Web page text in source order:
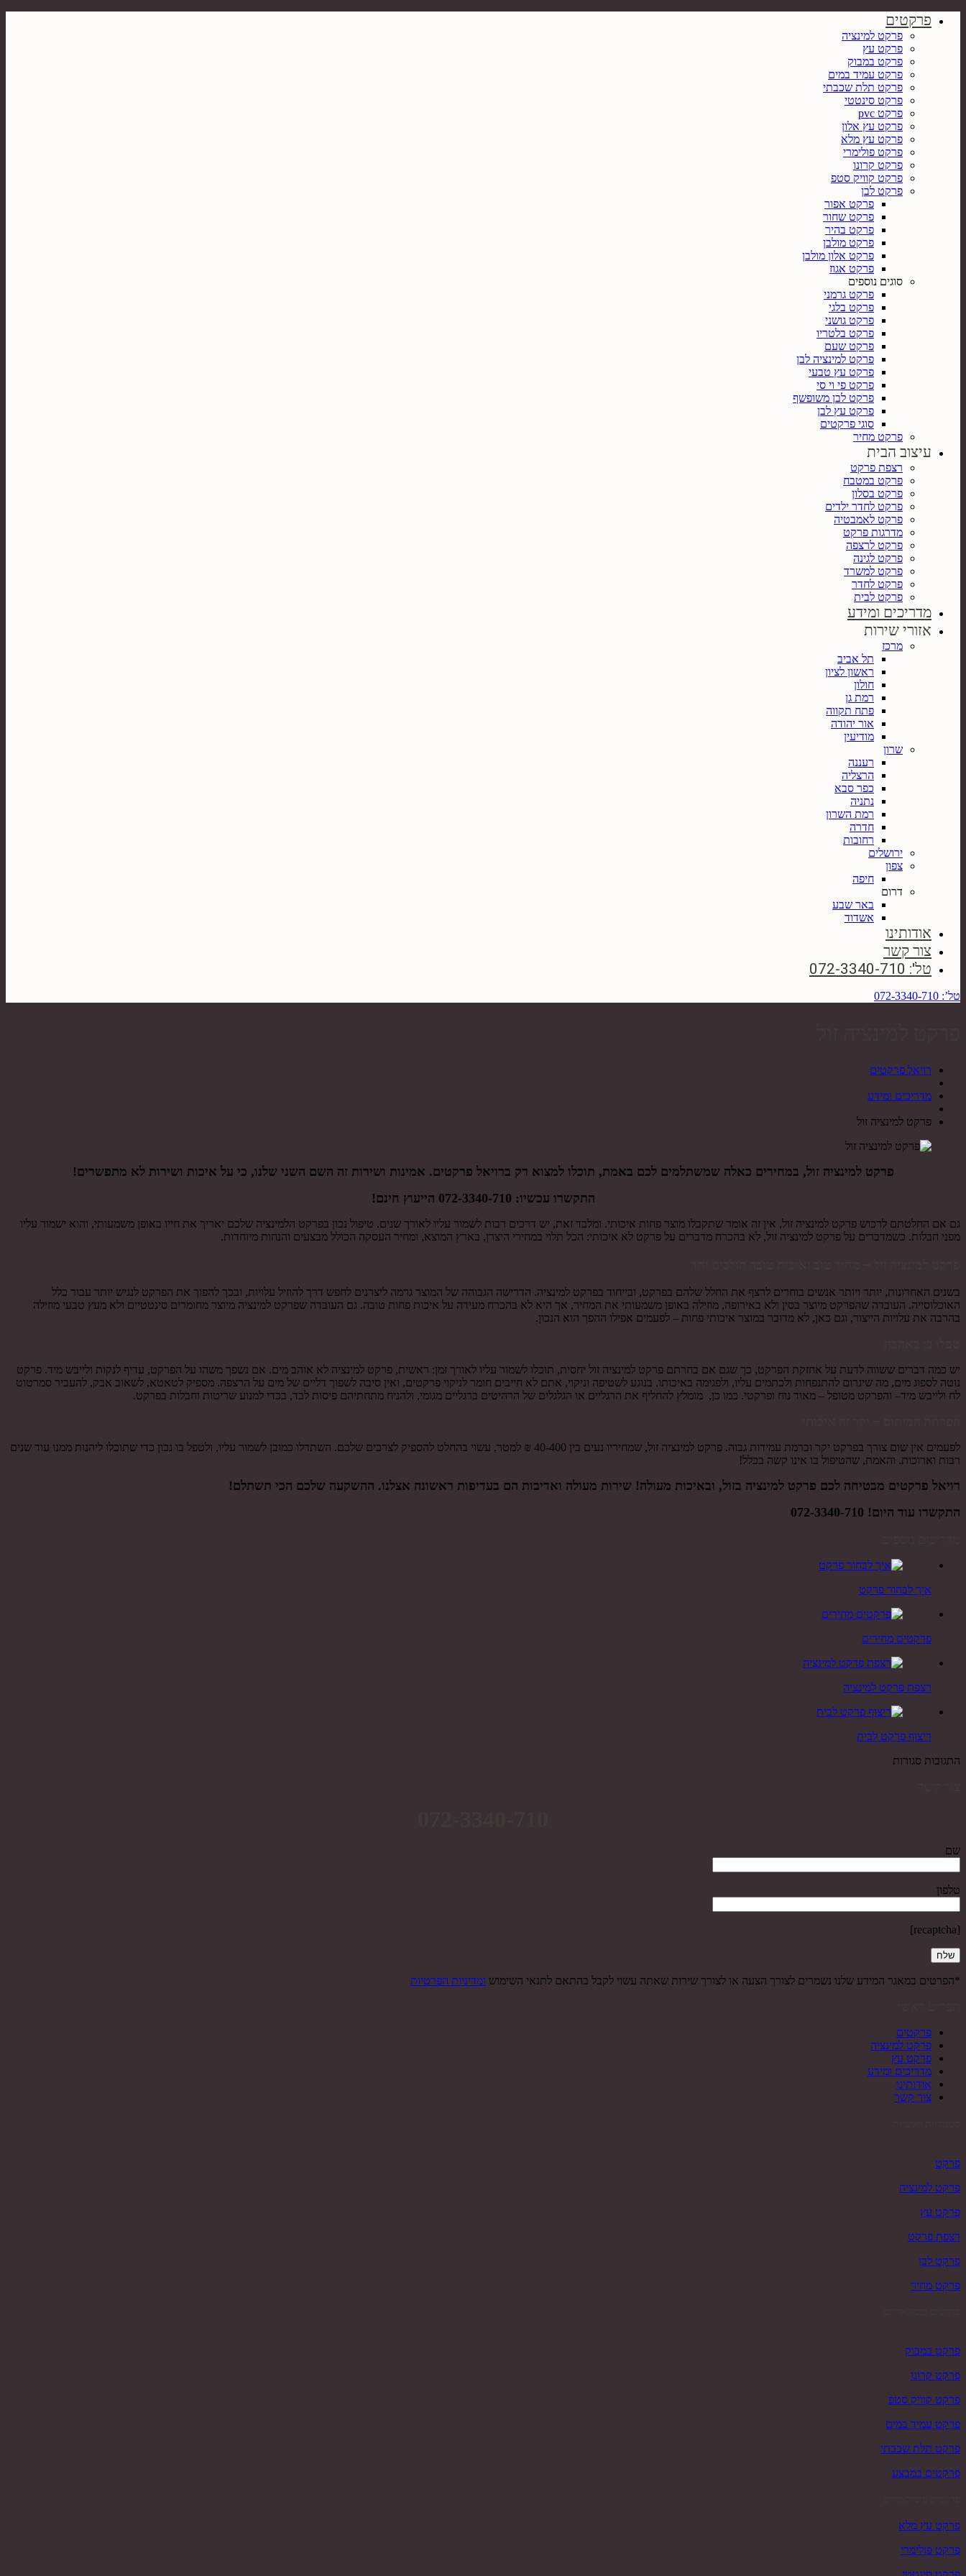
פרקטים
פרקט למינציה
פרקט עץ
פרקט במבוק
פרקט עמיד במים
פרקט תלת שכבתי
פרקט סינטטי
פרקט pvc
פרקט עץ אלון
פרקט עץ מלא
פרקט פולימרי
פרקט קרונו
פרקט קוויק סטפ
פרקט לבן
פרקט אפור
פרקט שחור
פרקט בהיר
פרקט מולבן
פרקט אלון מולבן
פרקט אגוז
סוגים נוספים
פרקט גרמני
פרקט בלגי
פרקט גושני
פרקט בלטריו
פרקט שעם
פרקט למינציה לבן
פרקט עץ טבעי
פרקט פי וי סי
פרקט לבן משופשף
פרקט עץ לבן
סוגי פרקטים
פרקט מחיר
עיצוב הבית
רצפת פרקט
פרקט במטבח
פרקט בסלון
פרקט לחדר ילדים
פרקט לאמבטיה
מדרגות פרקט
פרקט לרצפה
פרקט לגינה
פרקט למשרד
פרקט לחדר
פרקט לבית
מדריכים ומידע
אזורי שירות
מרכז
תל אביב
ראשון לציון
חולון
רמת גן
פתח תקווה
אור יהודה
מודיעין
שרון
רעננה
הרצליה
כפר סבא
נתניה
רמת השרון
חדרה
רחובות
ירושלים
צפון
חיפה
דרום
באר שבע
אשדוד
אודותינו
צור קשר
טל': 072-3340-710
טל’: 072-3340-710
רויאל פרקטים
מדריכים ומידע
פרקט למינציה זול
פרקט למינציה זול, במחירים כאלה שמשתלמים לכם באמת, תוכלו למצוא רק ברויאל פרקטים. אמינות ושירות זה השם השני שלנו, כי על איכות ושירות לא מתפשרים!
התקשרו עכשיו: 072-3340-710 הייעוץ חינם!
גם אם החלטתם לרכוש פרקט למינציה זול, אין זה אומר שתקבלו מוצר פחות איכותי. ומלבד זאת, יש דרכים רבות לשמור עליו לאורך שנים. טיפול נכון בפרקט הלמינציה שלכם יאריך את חייו באופן משמעותי, והוא ישמור עליו
מפני חבלות. כשמדברים על פרקט למינציה זול, לא בהכרח מדברים על פרקט לא איכותי: הכל תלוי במחירי היצרן, בארץ המוצא, ומחיר העסקה הכולל מבצעים והנחות מיוחדות.
בשנים האחרונות, יותר ויותר אנשים בוחרים לרצף את החלל שלהם בפרקט, ובייחוד בפרקט למינציה. הדרישה הגבוהה של המוצר גרמה ליצרנים לחפש דרך להוזיל עלויות, ובכך להפוך את הפרקט לנגיש יותר עבור כלל
האוכלוסייה. העובדה שהפרקט מיוצר בסין ולא באירופה, מוזילה באופן משמעותי את המחיר, אך היא לא בהכרח מעידה על איכות פחות טובה. גם העובדה שפרקט למינציה מיוצר מחומרים סינטטיים ולא מעץ טבעי מוזילה
בהרבה את עלויות הייצור, וגם כאן, לא מדובר במוצר איכותי פחות – לפעמים אפילו ההפך הוא הנכון.
יש כמה דברים ששווה לדעת על אחזקת הפרקט, כך שגם אם בחרתם פרקט למינציה זול יחסית, תוכלו לשמור עליו לאורך זמן: ראשית, פרקט למינציה לא אוהב מים. אם נשפך משהו על הפרקט, עדיף לנקות ולייבש מיד. פרקט
נוטה לספוג מים, מה שיגרום להתנפחות ולכתמים עליו, ולפגימה באיכותו. בנוגע לשטיפה וניקוי, אתם לא חייבים חומר לניקוי פרקטים, ואין סיבה לשפוך דליים של מים על הרצפה. מספיק לטאטא, לשאוב אבק, להעביר סמרטוט
לח ולייבש מיד– והפרקט מטופל – מאוד נוח ופרקטי. כמו כן, מומלץ להחליף את הרגליים או הגלגלים של הרהיטים ברגליים מגומי, ולהניח מתחתיהם פיסות לבד, בכדי למנוע שריטות וחבלות בפרקט.
לפעמים אין שום צורך בפרקט יקר וברמת עמידות גבוה. פרקט למינציה זול, שמחיריו נעים בין 40-400 ₪ למטר, עשוי בהחלט להספיק לצרכים שלכם. השתדלו כמובן לשמור עליו, ולטפל בו נכון כדי שתוכלו ליהנות ממנו עוד שנים
רבות וארוכות. והאמת, שהטיפול בו אינו קשה בכלל!
רויאל פרקטים מבטיחה לכם פרקט למינציה בזול, ובאיכות מעולה! שירות מעולה ואדיבות הם בעדיפות ראשונה אצלנו. ההשקעה שלכם הכי תשתלם!
התקשרו עוד היום! 072-3340-710
איך לבחור פרקט
פרקטים מחירים
רצפת פרקט למינציה
ריצוף פרקט לבית
התגובות סגורות
שם
טלפון
[recaptcha]
*הפרטים במאגר המידע שלנו נשמרים לצורך הצעה או לצורך שירות שאתה עשוי לקבל בהתאם לתנאי השימוש ומדיניות הפרטיות
פרקטים
פרקט למינציה
פרקט עץ
מדריכים ומידע
אודותינו
צור קשר
פרקט
פרקט למינציה
פרקט עץ
רצפת פרקט
פרקט לבן
פרקט מחיר
פרקט במבוק
פרקט קרונו
פרקט קוויק סטפ
פרקט עמיד במים
פרקט תלת שכבתי
פרקטים במבצע
פרקט עץ מלא
פרקט פולימרי